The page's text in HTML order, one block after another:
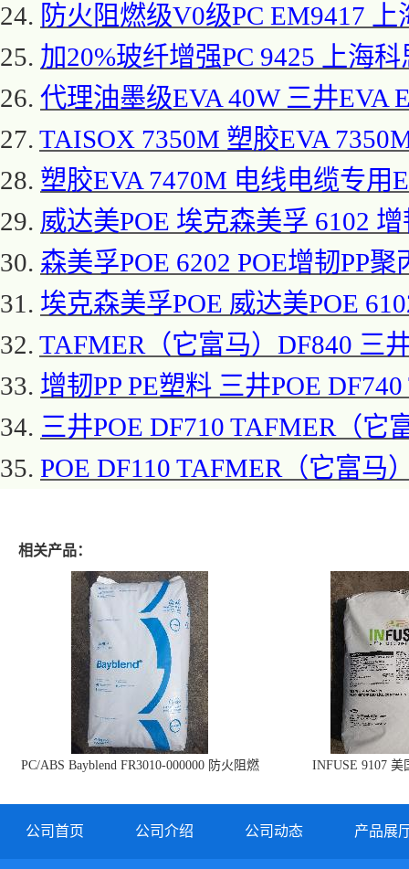
24. 防火阻燃级V0级PC EM9417 上
25. 加20%玻纤增强PC 9425 上海
26. 代理油墨级EVA 40W 三井EVA
27. TAISOX 7350M 塑胶EVA
28. 塑胶EVA 7470M 电线电缆专用
29. 威达美POE 埃克森美孚 6102 增
30. 森美孚POE 6202 POE增韧PP
31. 埃克森美孚POE 威达美POE
32. TAFMER（它富马）DF840 三
33. 增韧PP PE塑料 三井POE
34. 三井POE DF710 TAFMER（它
35. POE DF110 TAFMER（它富马
相关产品：
PC/ABS Bayblend FR3010-000000 防火阻燃
INFUSE 9107 美
公司首页 公司介绍 公司动态 产品展